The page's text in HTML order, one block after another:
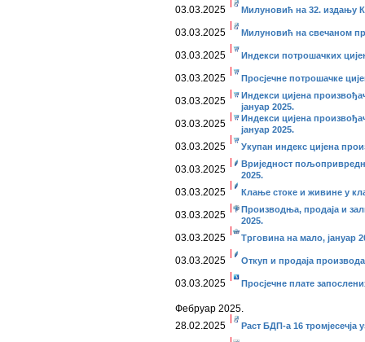
03.03.2025 Милуновић на 32. издању
03.03.2025 Милуновић на свечаном
03.03.2025 Индекси потрошачких
03.03.2025 Просјечне потрошачке
03.03.2025
Индекси цијена
јануар 2025.
03.03.2025
Индекси цијена
јануар 2025.
03.03.2025 Укупан индекс цијена
03.03.2025
Вриједност
2025.
03.03.2025 Клање стоке и живине у
03.03.2025
Производња, продаја и
2025.
03.03.2025 Трговина на мало, јануар
03.03.2025 Откуп и продаја
03.03.2025 Просјечне плате
Фебруар 2025.
28.02.2025
Раст БДП-а 16 тромјесечја